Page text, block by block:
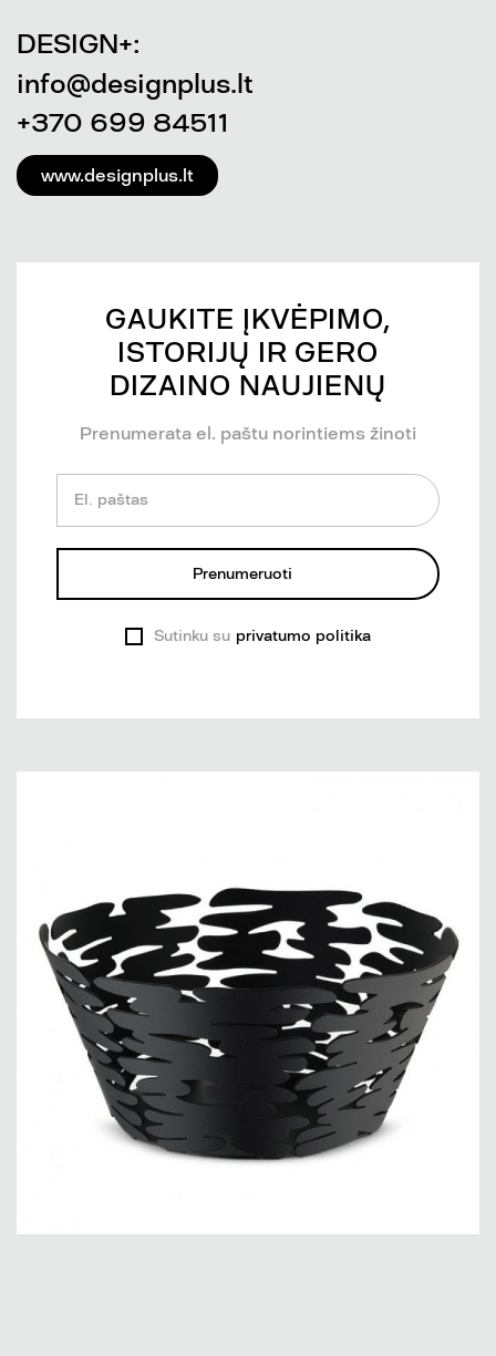
DESIGN+:
info@designplus.lt
+370 699 84511
www.designplus.lt
GAUKITE ĮKVĖPIMO,
ISTORIJŲ IR GERO
DIZAINO NAUJIENŲ
Prenumerata el. paštu norintiems žinoti
El. paštas
Prenumeruoti
Sutinku su privatumo politika